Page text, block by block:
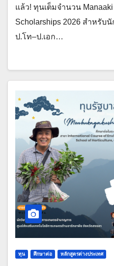
แล้ว! ทุนเต็มจำนวน Manaaki
Scholarships 2026 สำหรับ
ป.โท–ป.เอก…
ทุน ศึกษาต่อ หลักสูตรต่างประเทศ